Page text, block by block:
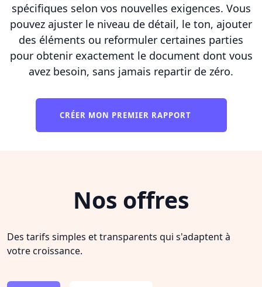
spécifiques selon vos nouvelles exigences. Vous
pouvez ajuster le niveau de détail, le ton, ajouter
des éléments ou reformuler certaines parties
pour obtenir exactement le document dont vous
avez besoin, sans jamais repartir de zéro.
CRÉER MON PREMIER RAPPORT
Nos offres
Des tarifs simples et transparents qui s'adaptent à
votre croissance.